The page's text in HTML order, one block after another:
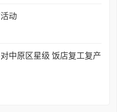
动
中原区星级 饭店复工复产